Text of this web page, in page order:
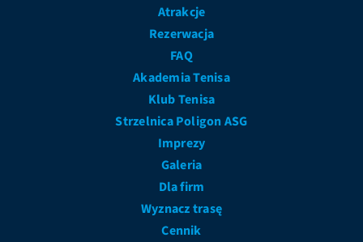
Atrakcje
Rezerwacja
FAQ
Akademia Tenisa
Klub Tenisa
Strzelnica Poligon ASG
Imprezy
Galeria
Dla firm
Wyznacz trasę
Cennik